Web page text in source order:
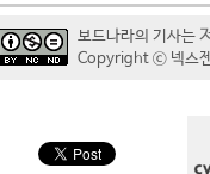
보드나라의 기사는
Copyright ⓒ 넥스